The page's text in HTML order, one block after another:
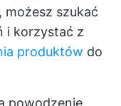
możesz szukać
i korzystać z
produktów do
powodzenie